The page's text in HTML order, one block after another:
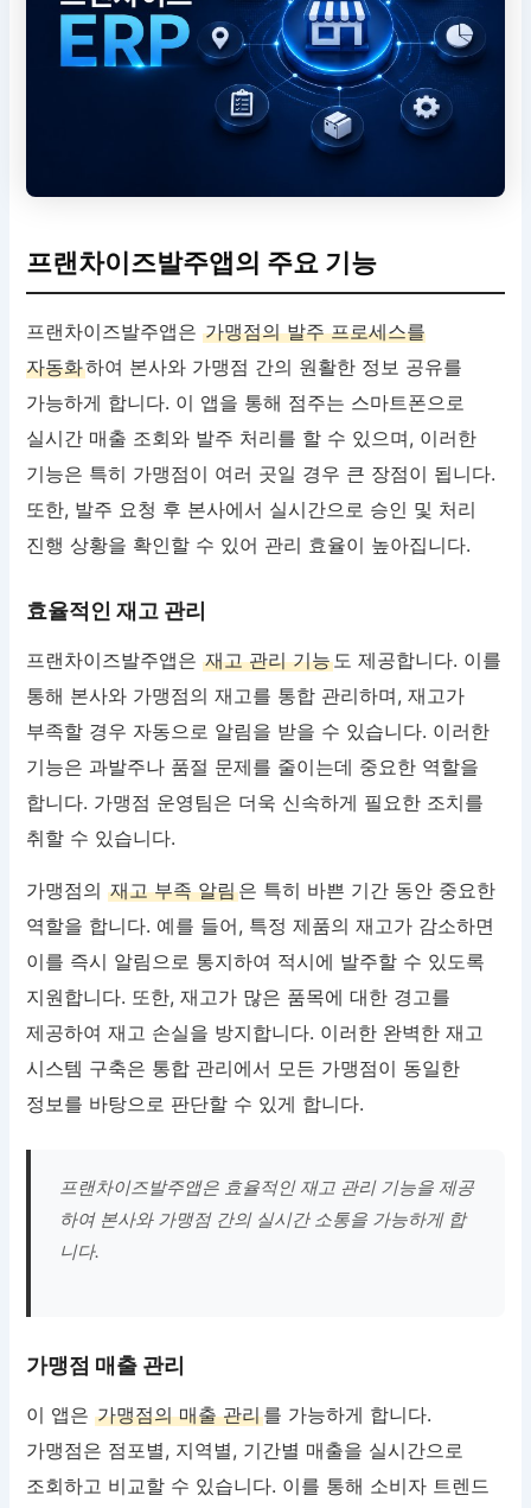
프랜차이즈발주앱의 주요 기능
프랜차이즈발주앱은가맹점의 발주 프로세스를
자동화하여 본사와 가맹점 간의 원활한 정보 공유를
가능하게 합니다. 이 앱을 통해 점주는 스마트폰으로
실시간 매출 조회와 발주 처리를 할 수 있으며, 이러한
기능은 특히 가맹점이 여러 곳일 경우 큰 장점이 됩니다.
또한, 발주 요청 후 본사에서 실시간으로 승인 및 처리
진행 상황을 확인할 수 있어 관리 효율이 높아집니다.
효율적인 재고 관리
프랜차이즈발주앱은재고 관리 기능도 제공합니다. 이를
통해 본사와 가맹점의 재고를 통합 관리하며, 재고가
부족할 경우 자동으로 알림을 받을 수 있습니다. 이러한
기능은 과발주나 품절 문제를 줄이는데 중요한 역할을
합니다. 가맹점 운영팀은 더욱 신속하게 필요한 조치를
취할 수 있습니다.
가맹점의재고 부족 알림은 특히 바쁜 기간 동안 중요한
역할을 합니다. 예를 들어, 특정 제품의 재고가 감소하면
이를 즉시 알림으로 통지하여 적시에 발주할 수 있도록
지원합니다. 또한, 재고가 많은 품목에 대한 경고를
제공하여 재고 손실을 방지합니다. 이러한 완벽한 재고
시스템 구축은 통합 관리에서 모든 가맹점이 동일한
정보를 바탕으로 판단할 수 있게 합니다.
프랜차이즈발주앱은 효율적인 재고 관리 기능을 제공
하여 본사와 가맹점 간의 실시간 소통을 가능하게 합
니다.
가맹점 매출 관리
이 앱은가맹점의 매출 관리를 가능하게 합니다.
가맹점은 점포별, 지역별, 기간별 매출을 실시간으로
조회하고 비교할 수 있습니다. 이를 통해 소비자 트렌드